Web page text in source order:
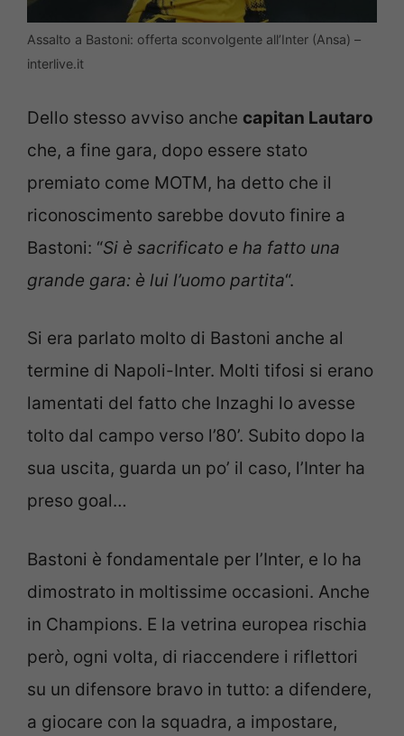
Assalto a Bastoni: offerta sconvolgente all’Inter (Ansa) –
interlive.it
Dello stesso avviso anche capitan Lautaro
che, a fine gara, dopo essere stato
premiato come MOTM, ha detto che il
riconoscimento sarebbe dovuto finire a
Bastoni: “Si è sacrificato e ha fatto una
grande gara: è lui l’uomo partita“.
Si era parlato molto di Bastoni anche al
termine di Napoli-Inter. Molti tifosi si erano
lamentati del fatto che Inzaghi lo avesse
tolto dal campo verso l’80’. Subito dopo la
sua uscita, guarda un po’ il caso, l’Inter ha
preso goal…
Bastoni è fondamentale per l’Inter, e lo ha
dimostrato in moltissime occasioni. Anche
in Champions. E la vetrina europea rischia
però, ogni volta, di riaccendere i riflettori
su un difensore bravo in tutto: a difendere,
a giocare con la squadra, a impostare,